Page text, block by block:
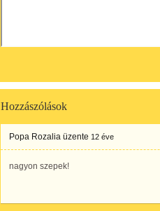
Hozzászólások
Popa Rozalia üzente 12 éve
nagyon szepek!